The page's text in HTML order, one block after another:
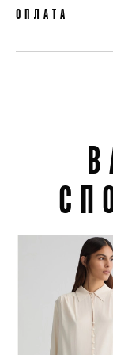
Доставка на
ОПЛАТА
Вам може